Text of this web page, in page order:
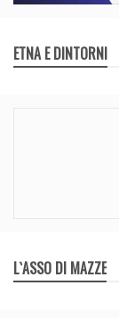
ETNA E DINTORNI
L`ASSO DI MAZZE